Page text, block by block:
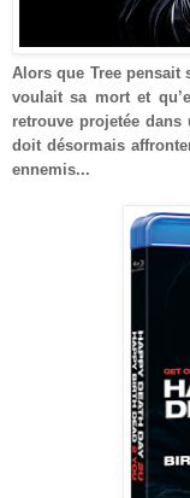
Alors que Tree pensait
voulait sa mort et
retrouve projetée
doit désormais
ennemis...